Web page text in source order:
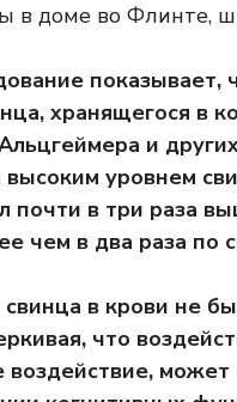
в доме во Флинте,
показывает,
хранящегося в
и
уровнем
почти в три раза
чем в два раза по
в крови не
что
воздействие,